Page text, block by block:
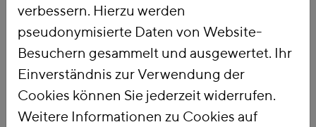
434 Treffer:
251. Wie notwendige Wirtschaftshilfen die
Corona-Krise abfedern und die ökologische
Transformation beschleunigen können
Die Corona-Krise erschüttert in diesen Tagen unsere
Gesellschaft und zwingt den Staat zu Soforthilfen und
verbessern. Hierzu werden
pseudonymisierte Daten von Website-
Besuchern gesammelt und ausgewertet. Ihr
Einverständnis zur Verwendung der
Cookies können Sie jederzeit widerrufen.
Weitere Informationen zu Cookies auf